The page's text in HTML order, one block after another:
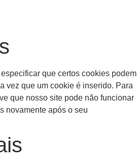
que certos cookies podem
vez que um cookie é inserido. Para
que nosso site pode não funcionar
novamente após o seu